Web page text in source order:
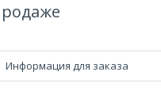
Информация для заказа